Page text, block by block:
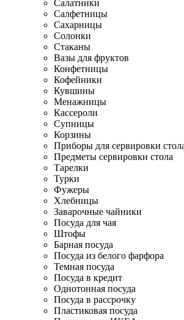
Салатники
Салфетницы
Сахарницы
Солонки
Стаканы
Вазы для фруктов
Конфетницы
Кофейники
Кувшины
Менажницы
Кассероли
Супницы
Корзины
Приборы для сервировки
Предметы сервировки стола
Тарелки
Турки
Фужеры
Хлебницы
Заварочные чайники
Посуда для чая
Штофы
Барная посуда
Посуда из белого фарфора
Темная посуда
Посуда в кредит
Однотонная посуда
Посуда в рассрочку
Пластиковая посуда